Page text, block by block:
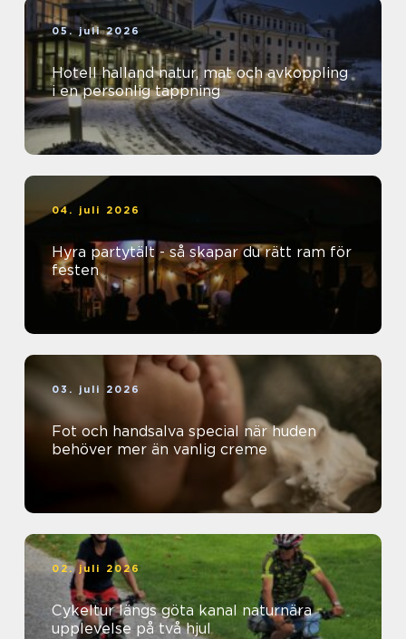
05. juli 2026
Hotell halland natur, mat och avkoppling
i en personlig tappning
04. juli 2026
Hyra partytält - så skapar du rätt ram för
festen
03. juli 2026
Fot och handsalva special när huden
behöver mer än vanlig creme
02. juli 2026
Cykeltur längs göta kanal naturnära
upplevelse på två hjul